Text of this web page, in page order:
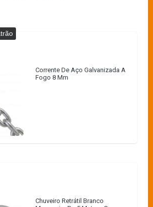
Corrente De Aço Galvanizada A
Fogo 8 Mm
Chuveiro Retrátil Branco